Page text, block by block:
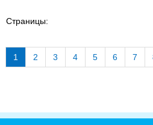
Страницы:
1 2 3 4 5 6 7